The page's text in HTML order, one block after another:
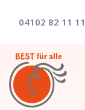
04102 82 11 11